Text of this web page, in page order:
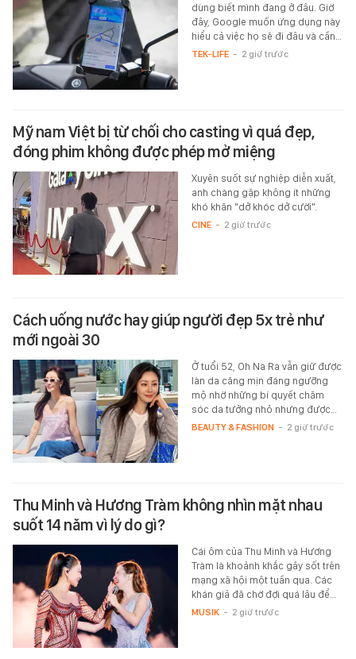
dùng biết mình đang ở đâu. Giờ
đây, Google muốn ứng dụng này
hiểu cả việc họ sẽ đi đâu và cần…
TEK-LIFE - 2 giờ trước
Mỹ nam Việt bị từ chối cho casting vì quá đẹp,
đóng phim không được phép mở miệng
Xuyên suốt sự nghiệp diễn xuất,
anh chàng gặp không ít những
khó khăn "dở khóc dở cười".
CINE - 2 giờ trước
Cách uống nước hay giúp người đẹp 5x trẻ như
mới ngoài 30
Ở tuổi 52, Oh Na Ra vẫn giữ được
làn da căng mịn đáng ngưỡng
mộ nhờ những bí quyết chăm
sóc da tưởng nhỏ nhưng được…
BEAUTY & FASHION - 2 giờ trước
Thu Minh và Hương Tràm không nhìn mặt nhau
suốt 14 năm vì lý do gì?
Cái ôm của Thu Minh và Hương
Tràm là khoảnh khắc gây sốt trên
mạng xã hội một tuần qua. Các
khán giả đã chờ đợi quá lâu để…
MUSIK - 2 giờ trước